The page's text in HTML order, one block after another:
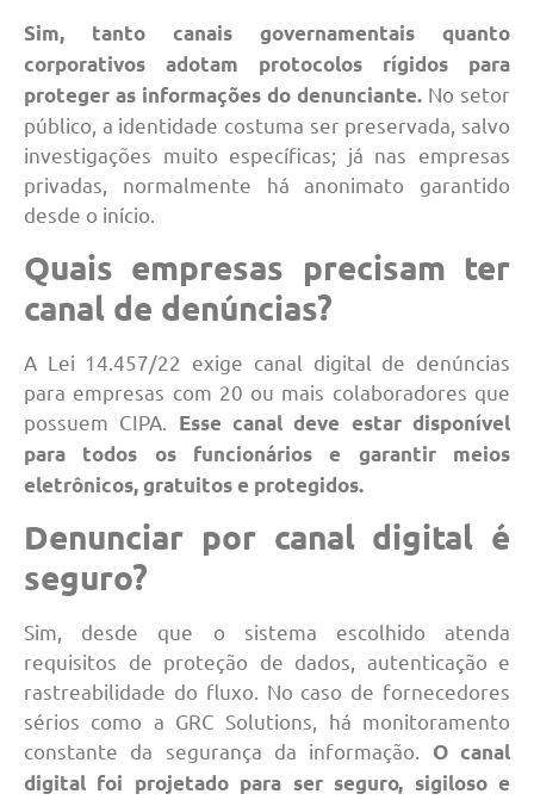
Sim, tanto canais governamentais quanto
corporativos adotam protocolos rígidos para
proteger as informações do denunciante. No setor
público, a identidade costuma ser preservada, salvo
investigações muito específicas; já nas empresas
privadas, normalmente há anonimato garantido
desde o início.
Quais empresas precisam ter
canal de denúncias?
A Lei 14.457/22 exige canal digital de denúncias
para empresas com 20 ou mais colaboradores que
possuem CIPA. Esse canal deve estar disponível
para todos os funcionários e garantir meios
eletrônicos, gratuitos e protegidos.
Denunciar por canal digital é
seguro?
Sim, desde que o sistema escolhido atenda
requisitos de proteção de dados, autenticação e
rastreabilidade do fluxo. No caso de fornecedores
sérios como a GRC Solutions, há monitoramento
constante da segurança da informação. O canal
digital foi projetado para ser seguro, sigiloso e